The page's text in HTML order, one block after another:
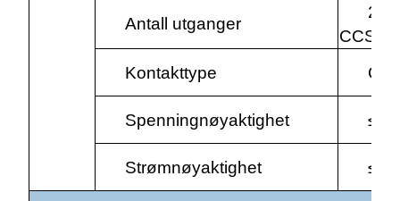
Antall utganger
2
CCS1,
Kontakttype
Spenningnøyaktighet
Strømnøyaktighet